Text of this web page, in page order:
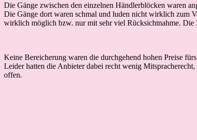
Die Gänge zwischen den einzelnen Händlerblöcken waren
Die Gänge dort waren schmal und luden nicht wirklich zum
wirklich möglich bzw. nur mit sehr viel Rücksichtnahme. Die
Keine Bereicherung waren die durchgehend hohen Preise
Leider hatten die Anbieter dabei recht wenig
offen.